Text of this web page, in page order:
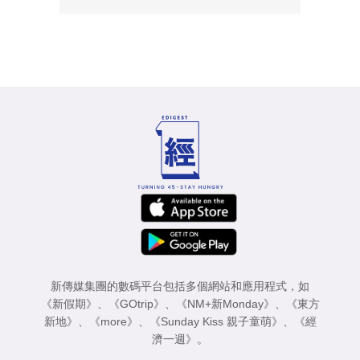
新傳媒集團的數碼平台包括多個網站和應用程式，如
《新假期》
《GOtrip》 《NM+新Monday》
《東方
新地》
《more》 《Sunday Kiss 親子童萌》
《經
濟一週》
。